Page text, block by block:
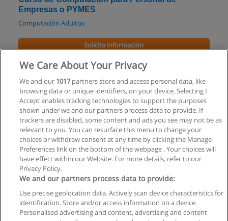
Empresas o PYMES
Computación Adultos
Solicita información
Curso de Computación para Adultos y Tercera
Edad
Computación Adultos
Solicita información
Privacidad de datos
Contactar con Educaedu
We Care About Your Privacy
We and our 1017partners store and access personal data, like
browsing data or unique identifiers, on your device. Selecting I
Accept enables tracking technologies to support the purposes
shown under we and our partners process data to provide. If
trackers are disabled, some content and ads you see may not be as
relevant to you. You can resurface this menu to change your
choices or withdraw consent at any time by clicking the Manage
Preferences link on the bottom of the webpage . Your choices will
have effect within our Website. For more details, refer to our
Privacy Policy.
We and our partners process data to provide:
Use precise geolocation data. Actively scan device characteristics for
identification. Store and/or access information on a device.
Personalised advertising and content, advertising and content